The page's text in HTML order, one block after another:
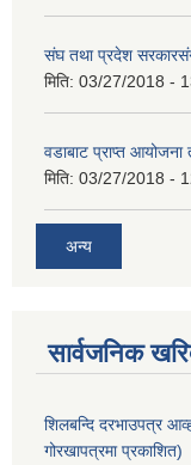
संघ तथा प्रदेश
मिति: 03/27/2018 -
वडाबाट प्राप्त आयोजना
मिति: 03/27/2018 -
अन्य
सार्वजनिक
शिलबन्दि दरभाउपत्र
गोरखापत्रमा प्रकाशित)